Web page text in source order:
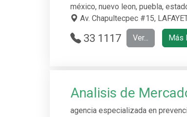
méxico, nuevo leon, puebla,
Av. Chapultecpec #15,
33 1117
Ver... Más
Analisis de
agencia especializada en